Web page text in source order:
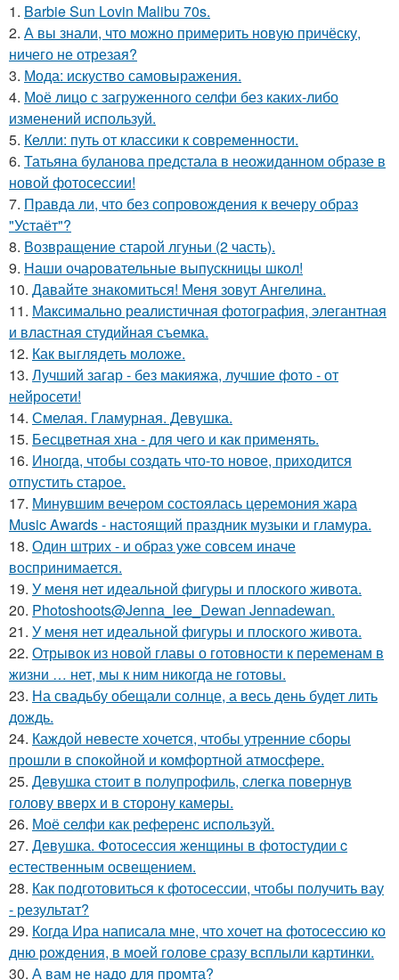
1. Barbie Sun Lovin Malibu 70s.
2. А вы знали, что можно примерить новую причёску,
ничего не отрезая?
3. Мода: искуство самовыражения.
4. Моё лицо с загруженного селфи без каких-либо
изменений используй.
5. Келли: путь от классики к современности.
6. Татьяна буланова предстала в неожиданном образе в
новой фотосессии!
7. Правда ли, что без сопровождения к вечеру образ
"Устаёт"?
8. Возвращение старой лгуньи (2 часть).
9. Наши очаровательные выпускницы школ!
10. Давайте знакомиться! Меня зовут Ангелина.
11. Максимально реалистичная фотография, элегантная
и властная студийная съемка.
12. Как выглядеть моложе.
13. Лучший загар - без макияжа, лучшие фото - от
нейросети!
14. Смелая. Гламурная. Девушка.
15. Бесцветная хна - для чего и как применять.
16. Иногда, чтобы создать что-то новое, приходится
отпустить старое.
17. Минувшим вечером состоялась церемония жара
Music Awards - настоящий праздник музыки и гламура.
18. Один штрих - и образ уже совсем иначе
воспринимается.
19. У меня нет идеальной фигуры и плоского живота.
20. Photoshoots@Jenna_lee_Dewan Jennadewan.
21. У меня нет идеальной фигуры и плоского живота.
22. Отрывок из новой главы о готовности к переменам в
жизни … нет, мы к ним никогда не готовы.
23. На свадьбу обещали солнце, а весь день будет лить
дождь.
24. Каждой невесте хочется, чтобы утренние сборы
прошли в спокойной и комфортной атмосфере.
25. Девушка стоит в полупрофиль, слегка повернув
голову вверх и в сторону камеры.
26. Моё селфи как референс используй.
27. Девушка. Фотосессия женщины в фотостудии c
естественным освещением.
28. Как подготовиться к фотосессии, чтобы получить вау
- результат?
29. Когда Ира написала мне, что хочет на фотосессию ко
дню рождения, в моей голове сразу всплыли картинки.
30. А вам не надо для промта?